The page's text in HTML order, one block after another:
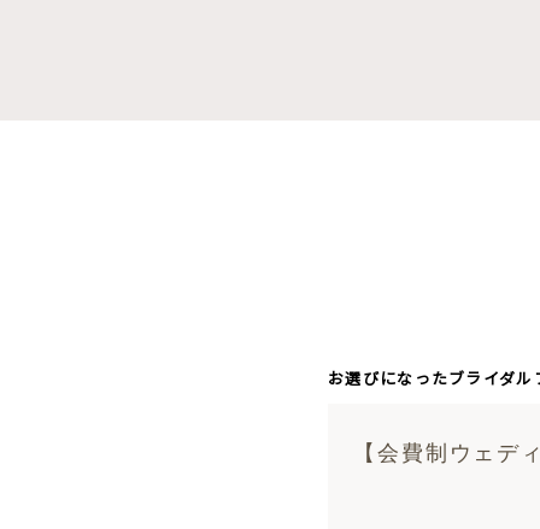
お選びになったブライダル
【会費制ウェ